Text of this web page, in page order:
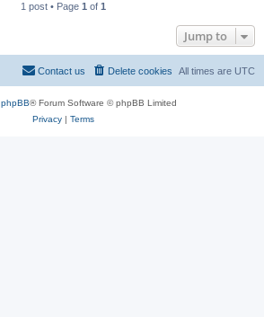
1 post • Page 1 of 1
Jump to
All times are UTC
Delete cookies
Contact us
phpBB® Forum Software © phpBB Limited
Privacy| Terms